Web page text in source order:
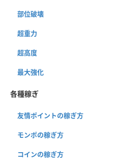
部位破壊
超重力
超高度
最大強化
各種稼ぎ
友情ポイントの稼ぎ方
モンポの稼ぎ方
コインの稼ぎ方